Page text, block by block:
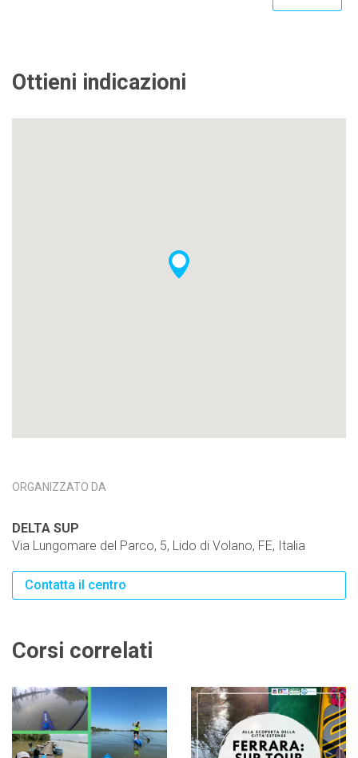
Ottieni indicazioni
ORGANIZZATO DA
DELTA SUP
Via Lungomare del Parco, 5, Lido di Volano, FE, Italia
Contatta il centro
Corsi correlati